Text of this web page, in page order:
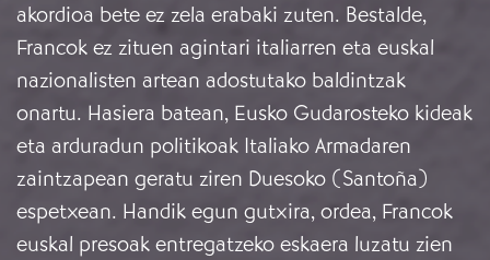
akordioa bete ez zela erabaki zuten. Bestalde,
Francok ez zituen agintari italiarren eta euskal
nazionalisten artean adostutako baldintzak
onartu. Hasiera batean, Eusko Gudarosteko kideak
eta arduradun politikoak Italiako Armadaren
zaintzapean geratu ziren Duesoko (Santoña)
espetxean. Handik egun gutxira, ordea, Francok
euskal presoak entregatzeko eskaera luzatu zien